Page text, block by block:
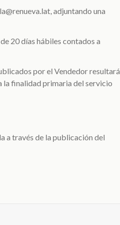
adjuntando una
20 días hábiles contados a
por el Vendedor resultará
la finalidad primaria del servicio
a través de la publicación del